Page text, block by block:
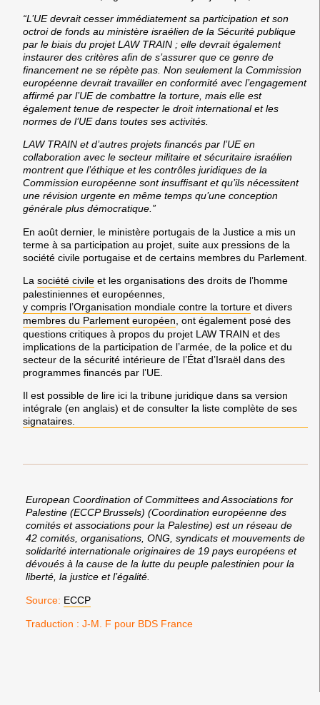
“L’UE devrait cesser immédiatement sa participation et son
octroi de fonds au ministère israélien de la Sécurité publique
par le biais du projet LAW TRAIN ; elle devrait également
instaurer des critères afin de s’assurer que ce genre de
financement ne se répète pas. Non seulement la Commission
européenne devrait travailler en conformité avec l’engagement
affirmé par l’UE de combattre la torture, mais elle est
également tenue de respecter le droit international et les
normes de l’UE dans toutes ses activités.
LAW TRAIN et d’autres projets financés par l’UE en
collaboration avec le secteur militaire et sécuritaire israélien
montrent que l’éthique et les contrôles juridiques de la
Commission européenne sont insuffisant et qu’ils nécessitent
une révision urgente en même temps qu’une conception
générale plus démocratique.”
En août dernier, le ministère portugais de la Justice a mis un
terme à sa participation au projet, suite aux pressions de la
société civile portugaise et de certains membres du Parlement.
La société civile et les organisations des droits de l’homme
palestiniennes et européennes,
y compris l’Organisation mondiale contre la torture et divers
membres du Parlement européen , ont également posé des
questions critiques à propos du projet LAW TRAIN et des
implications de la participation de l’armée, de la police et du
secteur de la sécurité intérieure de l’État d’Israël dans des
programmes financés par l’UE.
Il est possible de lire ici la tribune juridique dans sa version
intégrale (en anglais) et de consulter la liste complète de ses
signataires.
European Coordination of Committees and Associations for
Palestine (ECCP Brussels) (Coordination européenne des
comités et associations pour la Palestine) est un réseau de
42 comités, organisations, ONG, syndicats et mouvements de
solidarité internationale originaires de 19 pays européens et
dévoués à la cause de la lutte du peuple palestinien pour la
liberté, la justice et l’égalité.
Source: ECCP
Traduction : J-M. F pour BDS France